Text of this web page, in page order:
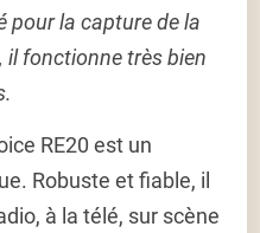
pour la capture de la
il fonctionne très bien
RE20 est un
Robuste et fiable, il
à la télé, sur scène